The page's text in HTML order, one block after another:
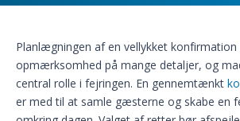
Planlægningen af en vellykket
opmærksomhed på mange detaljer, og
central rolle i fejringen. En gennemtænkt
er med til at samle gæsterne og skabe en